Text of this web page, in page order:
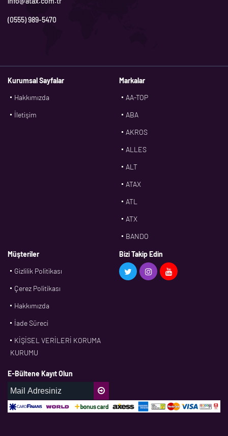
(0555) 989-5470
Kurumsal Sayfalar
Hakkımızda
İletişim
Markalar
AA-TOP
ABA
AKROS
ALLES
ALT
ATAX
ATL
ATX
BANDO
BMS
CDF
DPH
Müşteriler
Gizlilik Politikası
Çerez Politikası
Hakkımızda
İade Süreci
KİŞİSEL VERİLERİ KORUMA
KURUMU
Bizi Takip Edin
E-Bültene Kayıt Olun